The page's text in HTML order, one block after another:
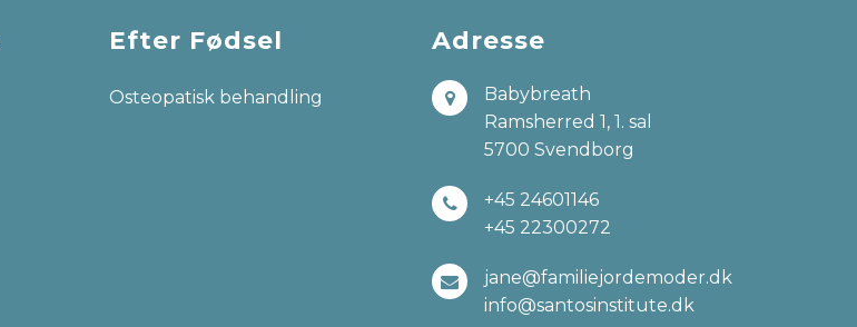
Efter Fødsel
Osteopatisk behandling
Adresse
Babybreath
Ramsherred 1, 1. sal
5700 Svendborg
+45 24601146
+45 22300272
jane@familiejordemoder.dk
info@santosinstitute.dk